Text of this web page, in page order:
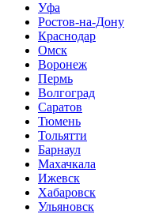
Уфа
Ростов-на-Дону
Краснодар
Омск
Воронеж
Пермь
Волгоград
Саратов
Тюмень
Тольятти
Барнаул
Махачкала
Ижевск
Хабаровск
Ульяновск